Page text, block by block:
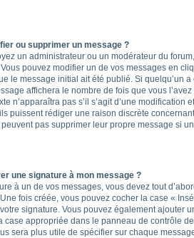
ou supprimer un message ?
un administrateur ou un modérateur du
pouvez modifier un de vos messages en
le message initial ait été publié. Si quelqu’un
affichera le nombre de fois que vous
n’apparaîtra pas s’il s’agit d’une modification
puissent rédiger une raison discrète
pas supprimer leur propre message si
une signature à mon message ?
à un de vos messages, vous devez tout
fois créée, vous pouvez cocher la case «
signature. Vous pouvez également ajouter
case appropriée dans le panneau de contrôle
sera plus utile de spécifier sur chaque